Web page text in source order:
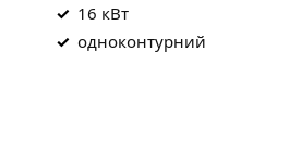
✓ 16 кВт
✓ одноконтурний